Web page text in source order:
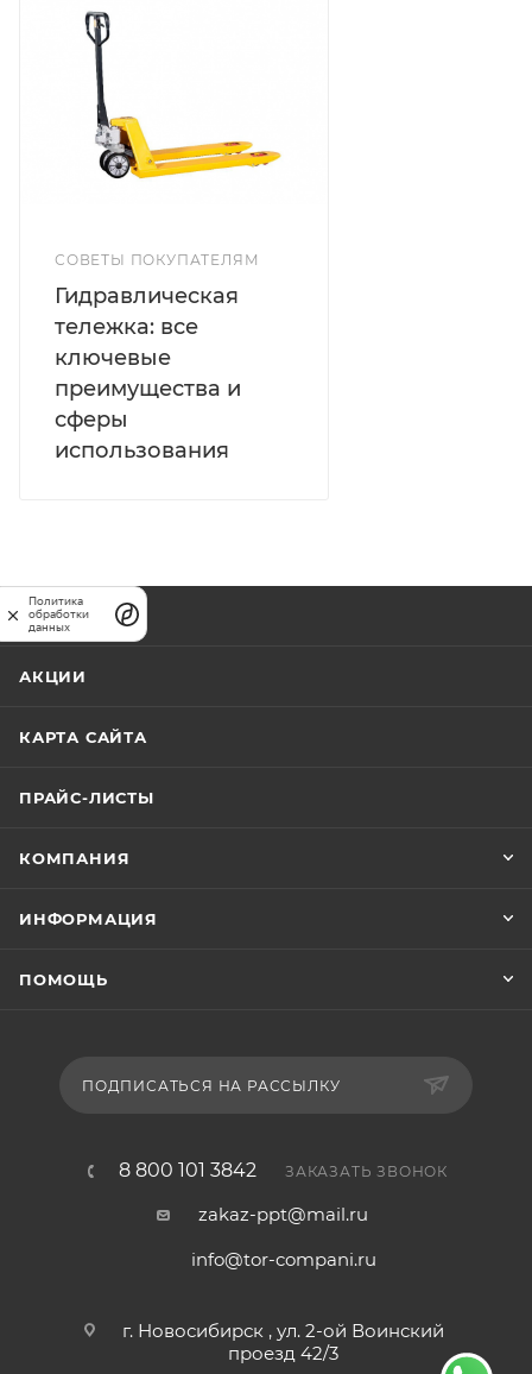
СОВЕТЫ ПОКУПАТЕЛЯМ
Гидравлическая
тележка: все
ключевые
преимущества и
сферы
использования
КАТАЛОГ
АКЦИИ
КАРТА САЙТА
ПРАЙС-ЛИСТЫ
КОМПАНИЯ
ИНФОРМАЦИЯ
ПОМОЩЬ
ПОДПИСАТЬСЯ НА РАССЫЛКУ
8 800 101 3842 ЗАКАЗАТЬ ЗВОНОК
zakaz-ppt@mail.ru
info@tor-compani.ru
г. Новосибирск , ул. 2-ой Воинский
проезд 42/3
Политика
обработки
данных